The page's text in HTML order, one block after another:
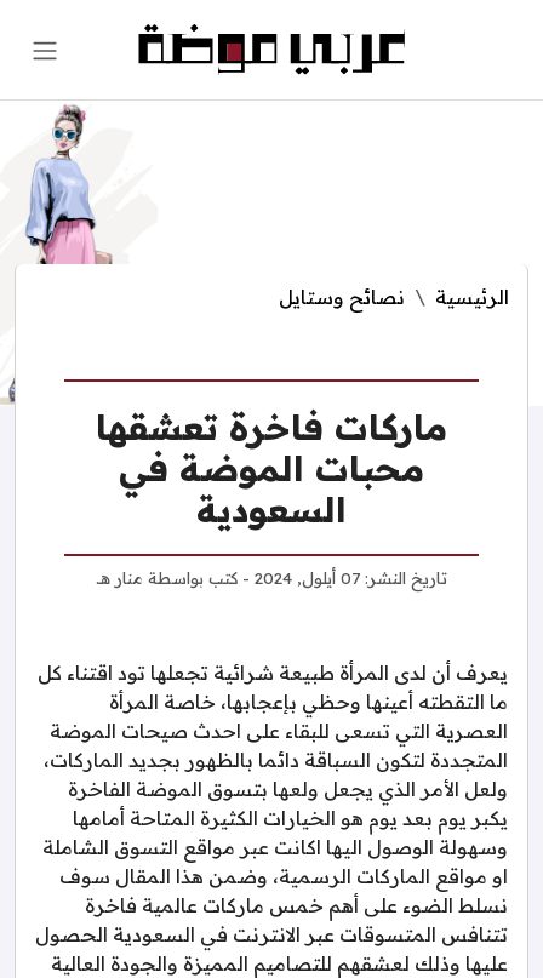
الرئيسية نصائح وستايل
ماركات فاخرة تعشقها
محبات الموضة في
السعودية
تاريخ النشر: 07 أيلول, 2024 - كتب بواسطة منار هـ.
يعرف أن لدى المرأة طبيعة شرائية تجعلها تود اقتناء كل
ما التقطته أعينها وحظي بإعجابها، خاصة المرأة
العصرية التي تسعى للبقاء على احدث صيحات الموضة
المتجددة لتكون السباقة دائما بالظهور بجديد الماركات،
ولعل الأمر الذي يجعل ولعها بتسوق الموضة الفاخرة
يكبر يوم بعد يوم هو الخيارات الكثيرة المتاحة أمامها
وسهولة الوصول اليها اكانت عبر مواقع التسوق الشاملة
او مواقع الماركات الرسمية، وضمن هذا المقال سوف
نسلط الضوء على أهم خمس ماركات عالمية فاخرة
تتنافس المتسوقات عبر الانترنت في السعودية الحصول
عليها وذلك لعشقهم للتصاميم المميزة والجودة العالية